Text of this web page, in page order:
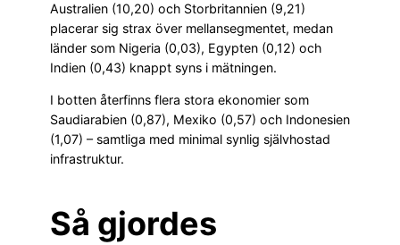
Australien (10,20) och Storbritannien (9,21)
placerar sig strax över mellansegmentet, medan
länder som Nigeria (0,03), Egypten (0,12) och
Indien (0,43) knappt syns i mätningen.
I botten återfinns flera stora ekonomier som
Saudiarabien (0,87), Mexiko (0,57) och Indonesien
(1,07) – samtliga med minimal synlig självhostad
infrastruktur.
Så gjordes